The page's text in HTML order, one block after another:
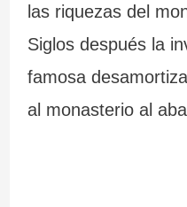
las riquezas del
Siglos después la
famosa
al monasterio al